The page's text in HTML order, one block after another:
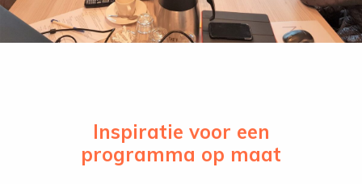
Inspiratie voor een
programma op maat